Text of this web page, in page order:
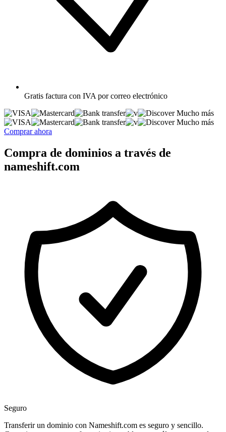
Gratis factura con IVA por correo electrónico
Mucho más
Mucho más
Comprar ahora
Compra de dominios a través de
nameshift.com
Seguro
Transferir un dominio con Nameshift.com es seguro y sencillo.